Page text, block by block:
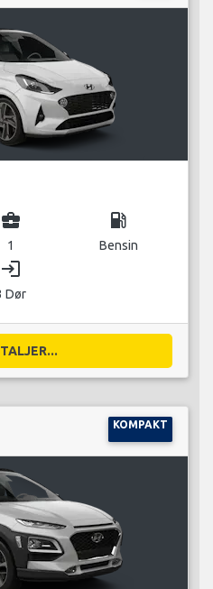
business_center
1
local_gas_station
Bensin
login
Dør
KOMPAKT